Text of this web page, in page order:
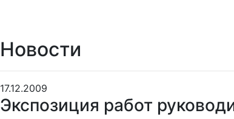
Новости
17.12.2009
Экспозиция работ